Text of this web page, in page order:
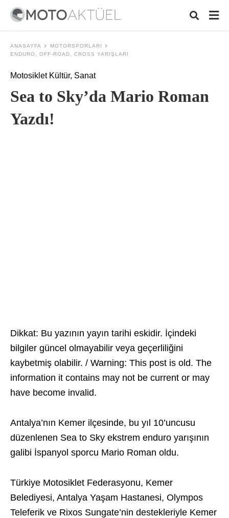
ANASAYFA
MOTORSPORLARI
ENDURO, OFF-ROAD, CROSS YARIŞLARI
Motosiklet Kültür, Sanat
Sea to Sky’da Mario Roman
Yazdı!
Dikkat: Bu yazının yayın tarihi eskidir. İçindeki
bilgiler güncel olmayabilir veya geçerliliğini
kaybetmiş olabilir. / Warning: This post is old. The
information it contains may not be current or may
have become invalid.
Antalya’nın Kemer ilçesinde, bu yıl 10’uncusu
düzenlenen Sea to Sky ekstrem enduro yarışının
galibi İspanyol sporcu Mario Roman oldu.
Türkiye Motosiklet Federasyonu, Kemer
Belediyesi, Antalya Yaşam Hastanesi, Olympos
Teleferik ve Rixos Sungate’nin destekleriyle Kemer